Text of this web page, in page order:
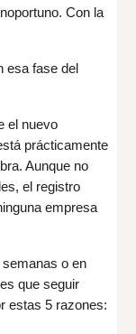
Con la
esa fase del
el nuevo
prácticamente
Aunque no
el registro
empresa
o en
que seguir
estas 5 razones: